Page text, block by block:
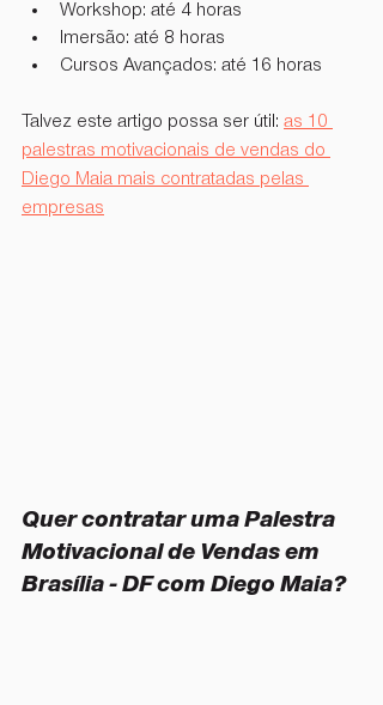
Workshop: até 4 horas
Imersão: até 8 horas
Cursos Avançados: até 16 horas
Talvez este artigo possa ser útil: as 10
palestras motivacionais de vendas do
Diego Maia mais contratadas pelas
empresas
Quer contratar uma Palestra
Motivacional de Vendas em
Brasília - DF com Diego Maia?